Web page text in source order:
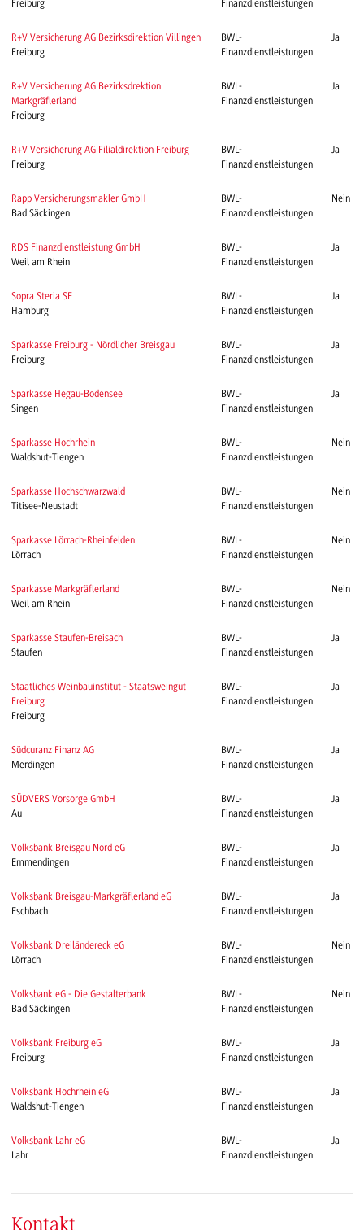
Freiburg Finanzdienstleistungen
R+V Versicherung AG Bezirksdirektion Villingen
Freiburg
BWL-
Finanzdienstleistungen
Ja
R+V Versicherung AG Bezirksdrektion
Markgräflerland
Freiburg
BWL-
Finanzdienstleistungen
Ja
R+V Versicherung AG Filialdirektion Freiburg
Freiburg
BWL-
Finanzdienstleistungen
Ja
Rapp Versicherungsmakler GmbH
Bad Säckingen
BWL-
Finanzdienstleistungen
Nein
RDS Finanzdienstleistung GmbH
Weil am Rhein
BWL-
Finanzdienstleistungen
Ja
Sopra Steria SE
Hamburg
BWL-
Finanzdienstleistungen
Ja
Sparkasse Freiburg - Nördlicher Breisgau
Freiburg
BWL-
Finanzdienstleistungen
Ja
Sparkasse Hegau-Bodensee
Singen
BWL-
Finanzdienstleistungen
Ja
Sparkasse Hochrhein
Waldshut-Tiengen
BWL-
Finanzdienstleistungen
Nein
Sparkasse Hochschwarzwald
Titisee-Neustadt
BWL-
Finanzdienstleistungen
Nein
Sparkasse Lörrach-Rheinfelden
Lörrach
BWL-
Finanzdienstleistungen
Nein
Sparkasse Markgräflerland
Weil am Rhein
BWL-
Finanzdienstleistungen
Nein
Sparkasse Staufen-Breisach
Staufen
BWL-
Finanzdienstleistungen
Ja
Staatliches Weinbauinstitut - Staatsweingut
Freiburg
Freiburg
BWL-
Finanzdienstleistungen
Ja
Südcuranz Finanz AG
Merdingen
BWL-
Finanzdienstleistungen
Ja
SÜDVERS Vorsorge GmbH
Au
BWL-
Finanzdienstleistungen
Ja
Volksbank Breisgau Nord eG
Emmendingen
BWL-
Finanzdienstleistungen
Ja
Volksbank Breisgau-Markgräflerland eG
Eschbach
BWL-
Finanzdienstleistungen
Ja
Volksbank Dreiländereck eG
Lörrach
BWL-
Finanzdienstleistungen
Nein
Volksbank eG - Die Gestalterbank
Bad Säckingen
BWL-
Finanzdienstleistungen
Nein
Volksbank Freiburg eG
Freiburg
BWL-
Finanzdienstleistungen
Ja
Volksbank Hochrhein eG
Waldshut-Tiengen
BWL-
Finanzdienstleistungen
Ja
Volksbank Lahr eG
Lahr
BWL-
Finanzdienstleistungen
Ja
Kontakt